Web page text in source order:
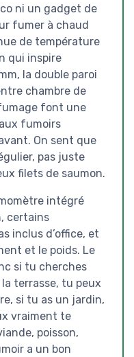
ni un gadget de
fumer à chaud
de température
qui inspire
la double paroi
chambre de
font une
fumoirs
On sent que
pas juste
filets de saumon.
intégré
certains
inclus d’office, et
et le poids. Le
si tu cherches
terrasse, tu peux
si tu as un jardin,
vraiment te
poisson,
a un bon